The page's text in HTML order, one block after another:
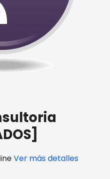
Ver más detalles